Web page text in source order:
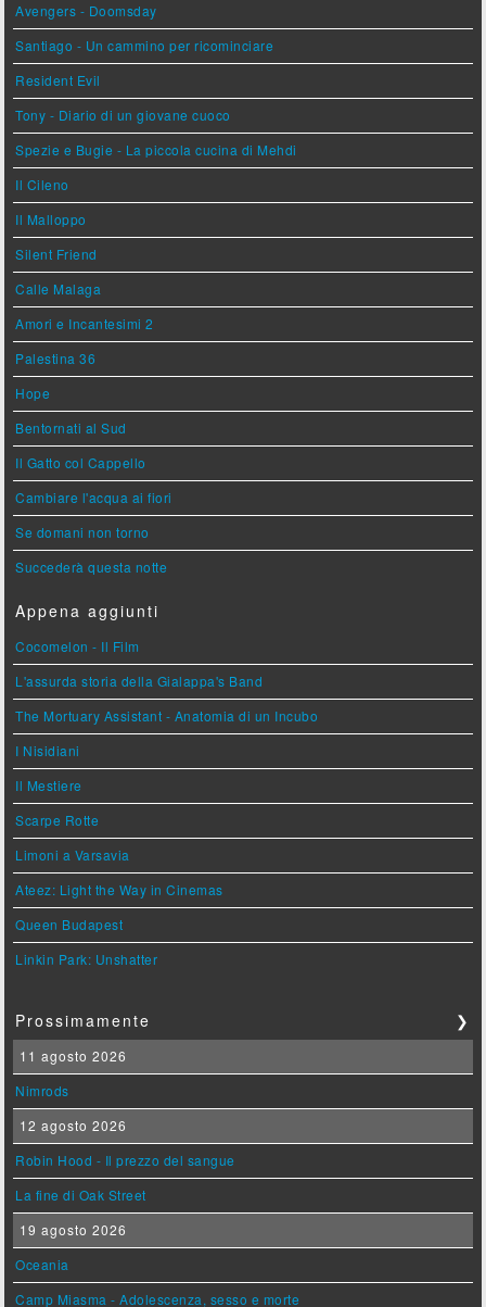
Avengers - Doomsday
Santiago - Un cammino per ricominciare
Resident Evil
Tony - Diario di un giovane cuoco
Spezie e Bugie - La piccola cucina di Mehdi
Il Cileno
Il Malloppo
Silent Friend
Calle Malaga
Amori e Incantesimi 2
Palestina 36
Hope
Bentornati al Sud
Il Gatto col Cappello
Cambiare l'acqua ai fiori
Se domani non torno
Succederà questa notte
Appena aggiunti
Cocomelon - Il Film
L'assurda storia della Gialappa's Band
The Mortuary Assistant - Anatomia di un Incubo
I Nisidiani
Il Mestiere
Scarpe Rotte
Limoni a Varsavia
Ateez: Light the Way in Cinemas
Queen Budapest
Linkin Park: Unshatter
Prossimamente ❯
11 agosto 2026
Nimrods
12 agosto 2026
Robin Hood - Il prezzo del sangue
La fine di Oak Street
19 agosto 2026
Oceania
Camp Miasma - Adolescenza, sesso e morte